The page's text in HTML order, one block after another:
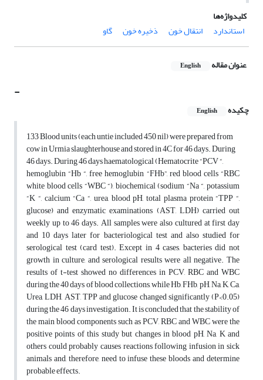
کلیدواژه‌ها
استاندارد
انتقال خون ذخیره خون گاو
عنوان مقاله English
-
چکیده English
133 Blood units (each untie included 450 nil) were prepared from
cow in Urmia slaughterhouse and stored in 4C for 46 days. During
46 days. During 46 days haematological (Hematocrite “PCV “,
hemoglubin “Hb “, free hemoglubin “FHb”, red blood cells “RBC
white blood cells “WBC “), biochemical (sodium “Na “, potassium
“K “, calcium “Ca “, urea, blood pH, total plasma protein “TPP “,
glucose) and enzymatic examinations (AST, LDH) carried out
weekly up to 46 days. All samples were also cultured at first day
and 10 days later for bacteriological test and also studied for
serological test (card test). Except in 4 cases, bacteries did not
growth in culture, and serological results were all negative. The
results of t-test showed no differences in PCV, RBC and WBC
during the 40 days of blood collections, while Hb, FHb, pH, Na, K, Ca,
Urea, LDH, AST, TPP and glucose changed significantly (P<0.05)
during the 46 days investigation. It is concluded that the stability of
the main blood components such as PCV, RBC and WBC were the
positive points of this study but changes in blood pH, Na, K and
others could probably causes reactions following infusion in sick
animals and, therefore, need to infuse these bloods and determine
probable effects.